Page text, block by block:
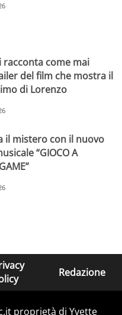
racconta come mai
del film che mostra il
di Lorenzo
il mistero con il nuovo
“GIOCO A
Redazione
proprietà di Yvette